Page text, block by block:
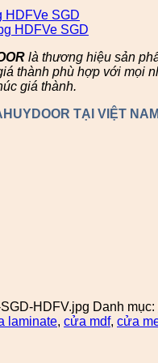
là thương hiệu sản
thành phù hợp với mọi
giá thành.
TẠI VIỆT NAM
HDFV.jpg Danh mục:
laminate, cửa mdf, cửa